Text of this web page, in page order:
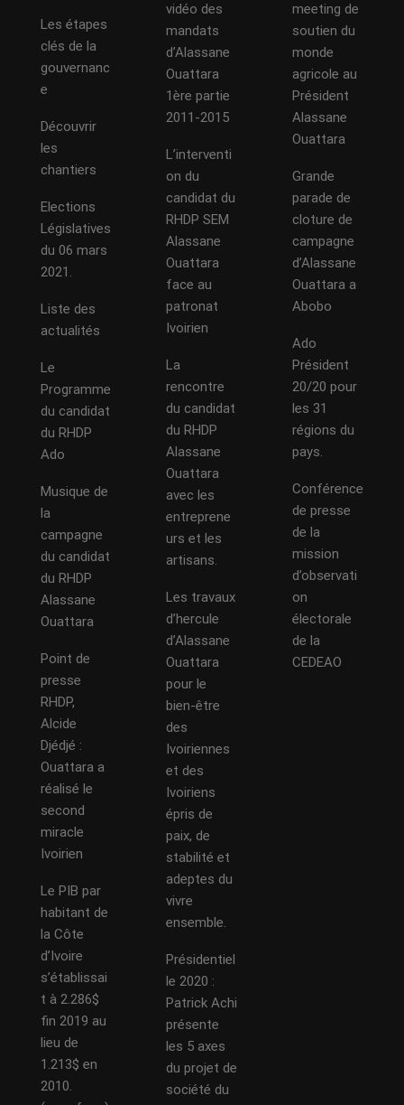
Les étapes
clés de la
gouvernanc
e
Découvrir
les
chantiers
Elections
Législatives
du 06 mars
2021.
Liste des
actualités
Le
Programme
du candidat
du RHDP
Ado
Musique de
la
campagne
du candidat
du RHDP
Alassane
Ouattara
Point de
presse
RHDP,
Alcide
Djédjé :
Ouattara a
réalisé le
second
miracle
Ivoirien
Le PIB par
habitant de
la Côte
d’Ivoire
s’établissai
t à 2.286$
fin 2019 au
lieu de
1.213$ en
2010.
vidéo des
mandats
d’Alassane
Ouattara
1ère partie
2011-2015
L’interventi
on du
candidat du
RHDP SEM
Alassane
Ouattara
face au
patronat
Ivoirien
La
rencontre
du candidat
du RHDP
Alassane
Ouattara
avec les
entreprene
urs et les
artisans.
Les travaux
d’hercule
d’Alassane
Ouattara
pour le
bien-être
des
Ivoiriennes
et des
Ivoiriens
épris de
paix, de
stabilité et
adeptes du
vivre
ensemble.
Présidentiel
le 2020 :
Patrick Achi
présente
les 5 axes
du projet de
société du
meeting de
soutien du
monde
agricole au
Président
Alassane
Ouattara
Grande
parade de
cloture de
campagne
d’Alassane
Ouattara a
Abobo
Ado
Président
20/20 pour
les 31
régions du
pays.
Conférence
de presse
de la
mission
d’observati
on
électorale
de la
CEDEAO